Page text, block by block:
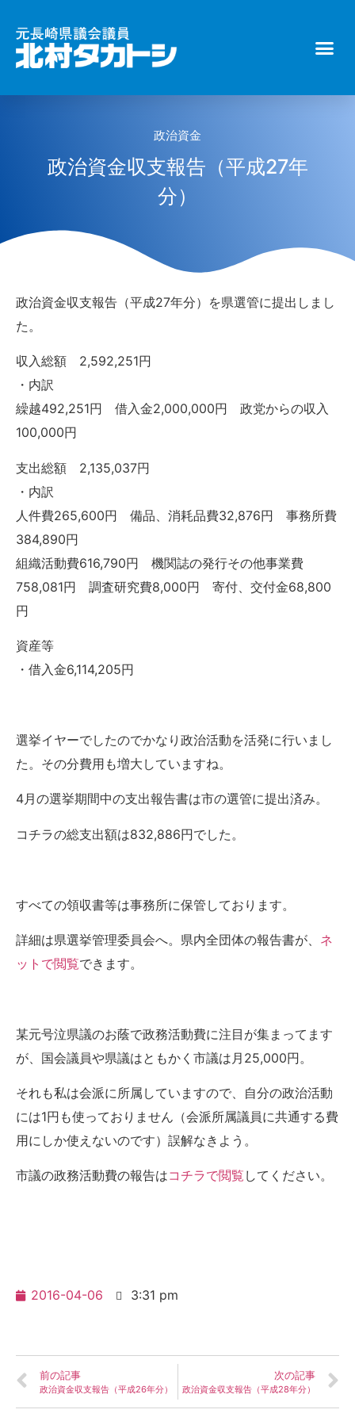
政治資金
政治資金収支報告（平成27年
分）
政治資金収支報告（平成27年分）を県選管に提出しまし
た。
収入総額 2,592,251円
・内訳
繰越492,251円 借入金2,000,000円 政党からの収入
100,000円
支出総額 2,135,037円
・内訳
人件費265,600円 備品、消耗品費32,876円 事務所費
384,890円
組織活動費616,790円 機関誌の発行その他事業費
758,081円 調査研究費8,000円 寄付、交付金68,800
円
資産等
・借入金6,114,205円
選挙イヤーでしたのでかなり政治活動を活発に行いまし
た。その分費用も増大していますね。
4月の選挙期間中の支出報告書は市の選管に提出済み。
コチラの総支出額は832,886円でした。
すべての領収書等は事務所に保管しております。
詳細は県選挙管理委員会へ。県内全団体の報告書が、 ネ
ットで閲覧できます。
某元号泣県議のお蔭で政務活動費に注目が集まってます
が、国会議員や県議はともかく市議は月25,000円。
それも私は会派に所属していますので、自分の政治活動
には1円も使っておりません（会派所属議員に共通する費
用にしか使えないのです）誤解なきよう。
市議の政務活動費の報告はコチラで閲覧 してください。
2016-04-06 3:31 pm
前の記事
政治資金収支報告（平成26年分）
次の記事
政治資金収支報告（平成28年分）